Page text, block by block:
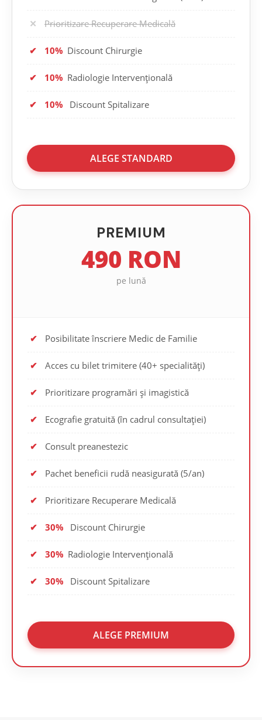
✕ Prioritizare Recuperare Medicală
✔ 10% Discount Chirurgie
✔ 10% Radiologie Intervențională
✔ 10% Discount Spitalizare
ALEGE STANDARD
PREMIUM
490 RON
pe lună
✔ Posibilitate înscriere Medic de Familie
✔ Acces cu bilet trimitere (40+ specialități)
✔ Prioritizare programări și imagistică
✔ Ecografie gratuită (în cadrul consultației)
✔ Consult preanestezic
✔ Pachet beneficii rudă neasigurată (5/an)
✔ Prioritizare Recuperare Medicală
✔ 30% Discount Chirurgie
✔ 30% Radiologie Intervențională
✔ 30% Discount Spitalizare
ALEGE PREMIUM